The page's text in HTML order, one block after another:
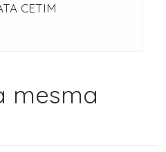
CETIM
mesma